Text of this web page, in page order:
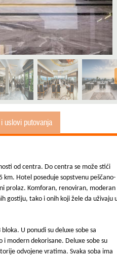
uslovi putovanja
od centra. Do centra se može stići
Hotel poseduje sopstvenu peščano-
prolaz. Komforan, renoviran, moderan
gostiju, tako i onih koji žele da uživaju
U ponudi su deluxe sobe sa
i modern dekorisane. Deluxe sobe su
odvojene vratima. Svaka soba ima